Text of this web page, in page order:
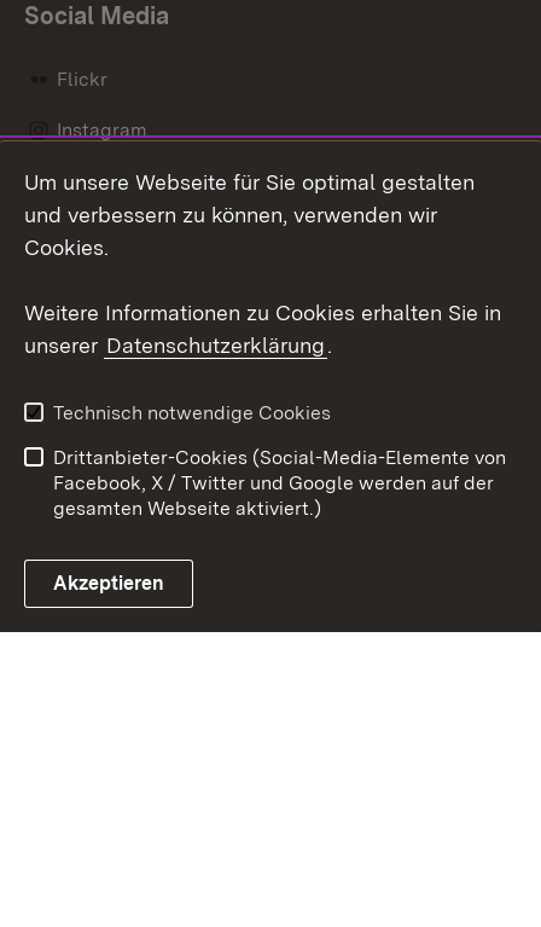
Social Media
Flickr
Instagram
Social Wall
Link zum Landesportal
Barrierefreiheit
Benutzungshinweise
Impressum
Cookies
Um unsere Webseite für Sie optimal gestalten
und verbessern zu können, verwenden wir
Cookies.
Weitere Informationen zu Cookies erhalten Sie in
unserer Datenschutzerklärung.
Technisch notwendige Cookies
Drittanbieter-Cookies (Social-Media-Elemente von
Facebook, X / Twitter und Google werden auf der
gesamten Webseite aktiviert.)
Akzeptieren